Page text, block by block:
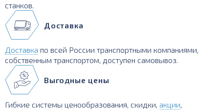
станков.
Доставка
Доставка по всей России транспортными компаниями,
собственным транспортом, доступен самовывоз.
Выгодные цены
Гибкие системы ценообразования, скидки, акции,